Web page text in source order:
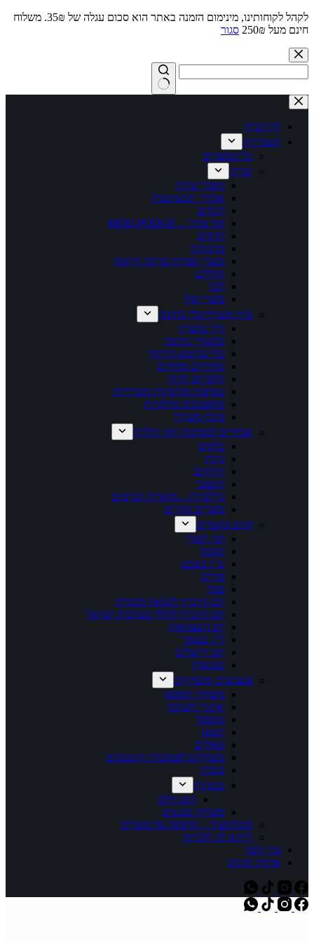
לקהל לקוחותינו, מינימום הזמנה באתר הוא סכום עגלה של 35₪. משלוח
חינם מעל 250₪
סגור
Skip
to
content
No
results
דף הבית
קטגוריות
כל המוצרים
יצירה
חומרי יצירה
אביזרי תכשיטנות
דבקים
מוד פודג' – MOD-PODGE
חרוזים
מדבקות
מוצרי תפירה סריגה ורקמה
קווילינג
לבד
מוצרי סול
ציוד משרדי/כלי כתיבה
נייר ומוצריו
מכשירי כתיבה
כלי שרטוט וחיתוך
מחדדים ומחקים
קלסרים ותיוק
עטיפות ומדבקות משרדיות
מחשבונים ומילוניות
מיכון משרדי
אביזרים למסיבות וימי הולדת
בלונים
נרות
זיקוקים
קונפטי
גרילנדות – מוארות וסרטים
מוצרים זוהרים
חגים ומועדים
חגי תשרי
חנוכה
ט"ו בשבט
פורים
פסח
יום הזיכרון לשואה ולגבורה
יום הזיכרון לחללי מערכות ישראל
יום העצמאות
ל"ג בעומר
יום ירושלים
שבועות
צעצועים ומשחקים
משחקי קופסא
אתגרי חשיבה
מונופול
קטאן
פאזלים
משחקים לפעוטות וקטנטנים
בובות
מכוניות
הוט ווילס
משחקי מגנטים
סובלימציה – הדפסה על מוצרים
ריהוט לגן ולכיתה
צרו קשר
אודות ימיניס